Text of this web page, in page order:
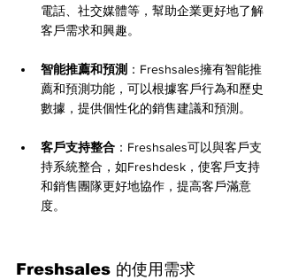
電話、社交媒體等，幫助企業更好地了解
客戶需求和興趣。
智能推薦和預測 ：Freshsales擁有智能推
薦和預測功能，可以根據客戶行為和歷史
數據，提供個性化的銷售建議和預測。
客戶支持整合 ：Freshsales可以與客戶支
持系統整合，如Freshdesk，使客戶支持
和銷售團隊更好地協作，提高客戶滿意
度。
Freshsales 的使用需求